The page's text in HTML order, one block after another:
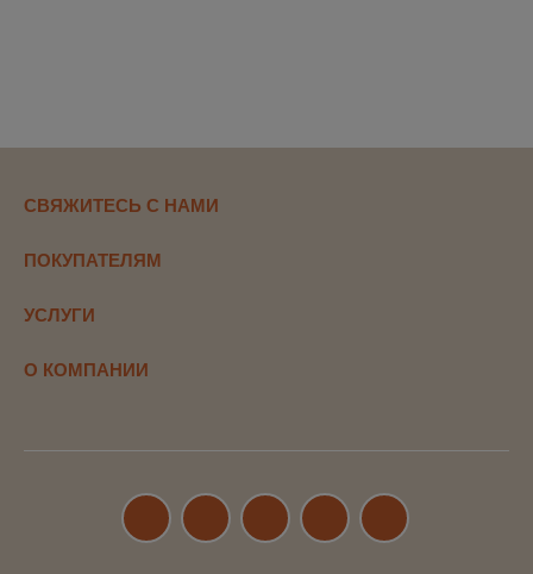
СВЯЖИТЕСЬ С НАМИ
ПОКУПАТЕЛЯМ
УСЛУГИ
О КОМПАНИИ